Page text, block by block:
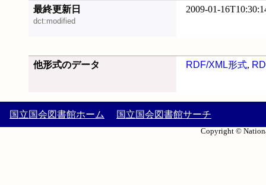
最終更新日
dct:modified
2009-01-
他形式のデータ RDF/XML形式,
国立国会図書館ホーム 国立国会図書館サーチ
Copyright ©